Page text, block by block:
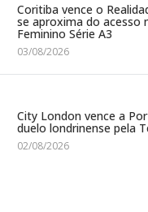
Coritiba vence o
se aproxima do acesso
Feminino Série A3
03/08/2026
City London vence a
duelo londrinense pela
02/08/2026